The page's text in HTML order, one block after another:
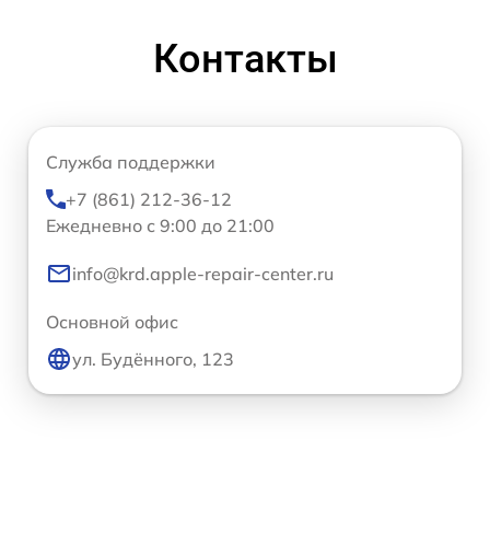
Контакты
Служба поддержки
+7 (861) 212-36-12
Ежедневно с 9:00 до 21:00
info@krd.apple-repair-center.ru
Основной офис
ул. Будённого, 123